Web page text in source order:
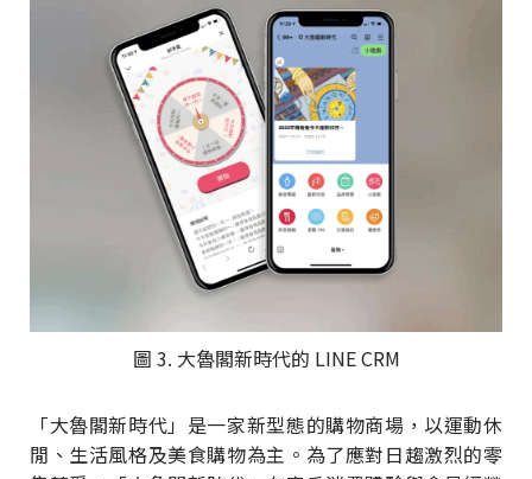
圖 3. 大魯閣新時代的 LINE CRM
「大魯閣新時代」是一家新型態的購物商場，以運動休
閒、生活風格及美食購物為主。為了應對日趨激烈的零